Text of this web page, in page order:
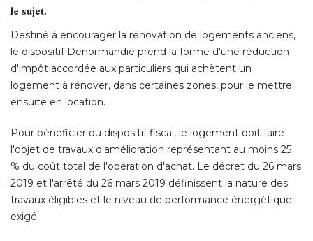
le sujet.
Destiné à encourager la rénovation de logements anciens,
le dispositif Denormandie prend la forme d'une réduction
d'impôt accordée aux particuliers qui achètent un
logement à rénover, dans certaines zones, pour le mettre
ensuite en location.
Pour bénéficier du dispositif fiscal, le logement doit faire
l'objet de travaux d'amélioration représentant au moins 25
% du coût total de l'opération d'achat. Le décret du 26 mars
2019 et l'arrêté du 26 mars 2019 définissent la nature des
travaux éligibles et le niveau de performance énergétique
exigé.